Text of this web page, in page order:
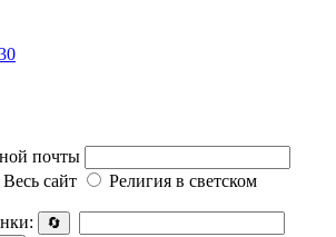
почты
Весь сайт
Религия в светском
🔄